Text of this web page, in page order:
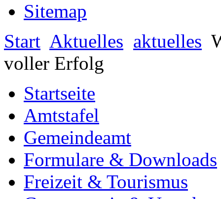
Sitemap
Start Aktuelles aktuelles
voller Erfolg
Startseite
Amtstafel
Gemeindeamt
Formulare & Downloads
Freizeit & Tourismus